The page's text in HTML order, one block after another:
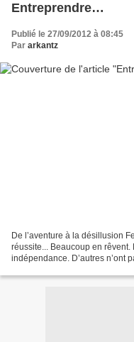
Entreprendre…
Publié le 27/09/2012 à 08:45
Par arkantz
De l’aventure à la désillusion
réussite... Beaucoup en
indépendance. D’autres n’ont